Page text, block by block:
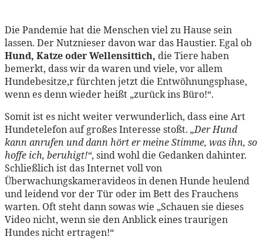
Die Pandemie hat die Menschen viel zu Hause sein
lassen. Der Nutznieser davon war das Haustier. Egal ob
Hund, Katze oder Wellensittich, die Tiere haben
bemerkt, dass wir da waren und viele, vor allem
Hundebesitze,r fürchten jetzt die Entwöhnungsphase,
wenn es denn wieder heißt „zurück ins Büro!“.
Somit ist es nicht weiter verwunderlich, dass eine Art
Hundetelefon auf großes Interesse stoßt. „Der Hund
kann anrufen und dann hört er meine Stimme, was ihn, so
hoffe ich, beruhigt!“, sind wohl die Gedanken dahinter.
Schließlich ist das Internet voll von
Überwachungskameravideos in denen Hunde heulend
und leidend vor der Tür oder im Bett des Frauchens
warten. Oft steht dann sowas wie „Schauen sie dieses
Video nicht, wenn sie den Anblick eines traurigen
Hundes nicht ertragen!“